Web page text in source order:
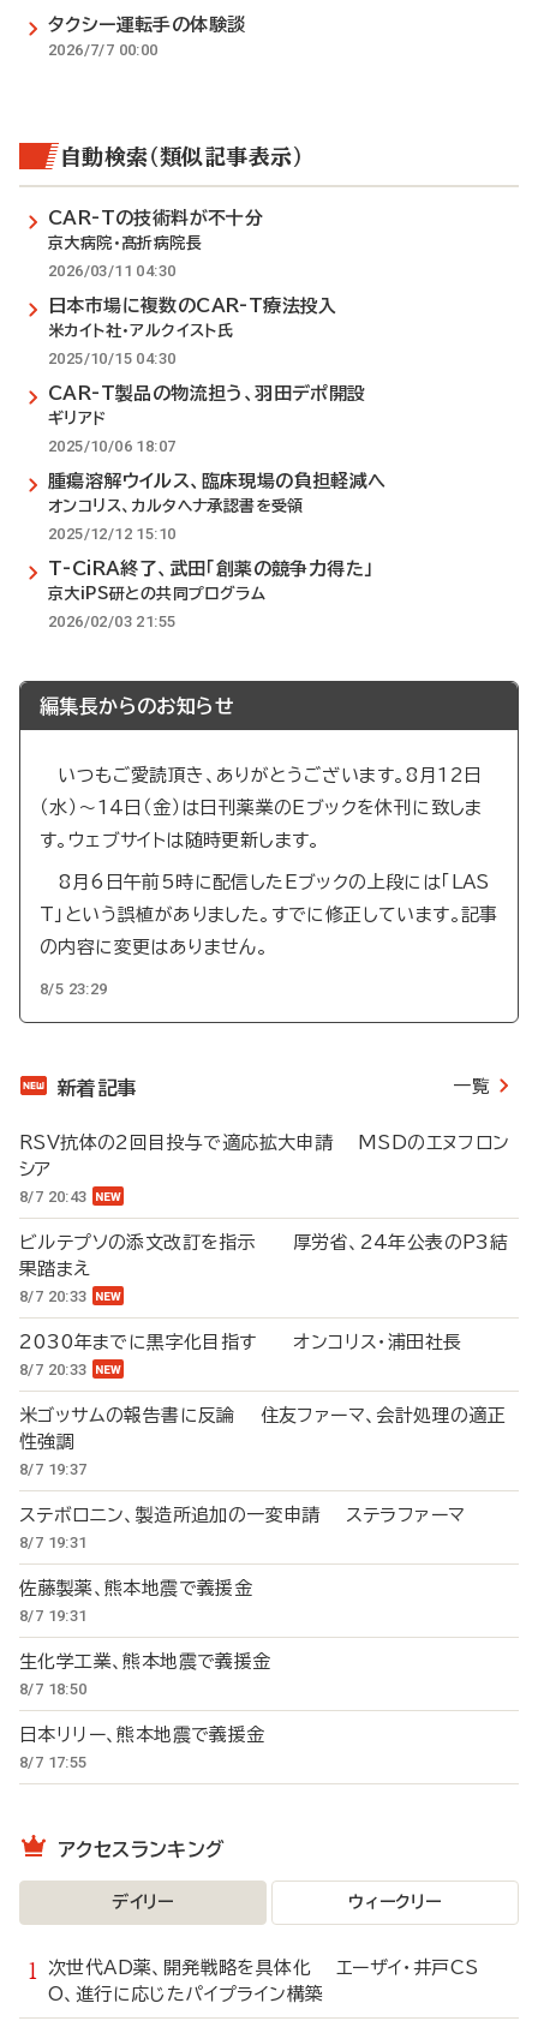
タクシー運転手の体験談
2026/7/7 00:00
自動検索（類似記事表示）
CAR-Tの技術料が不十分
京大病院・髙折病院長
2026/03/11 04:30
日本市場に複数のCAR-T療法投入
米カイト社・アルクイスト氏
2025/10/15 04:30
CAR-T製品の物流担う、羽田デポ開設
ギリアド
2025/10/06 18:07
腫瘍溶解ウイルス、臨床現場の負担軽減へ
オンコリス、カルタヘナ承認書を受領
2025/12/12 15:10
T-CiRA終了、武田「創薬の競争力得た」
京大iPS研との共同プログラム
2026/02/03 21:55
編集長からのお知らせ
いつもご愛読頂き、ありがとうございます。8月12日
（水）～14日（金）は日刊薬業のEブックを休刊に致しま
す。ウェブサイトは随時更新します。
8月6日午前5時に配信したEブックの上段には「LAS
T」という誤植がありました。すでに修正しています。記事
の内容に変更はありません。
8/5 23:29
新着記事 一覧
RSV抗体の2回目投与で適応拡大申請 MSDのエヌフロン
シア
8/7 20:43
ビルテプソの添文改訂を指示 厚労省、24年公表のP3結
果踏まえ
8/7 20:33
2030年までに黒字化目指す オンコリス・浦田社長
8/7 20:33
米ゴッサムの報告書に反論 住友ファーマ、会計処理の適正
性強調
8/7 19:37
ステボロニン、製造所追加の一変申請 ステラファーマ
8/7 19:31
佐藤製薬、熊本地震で義援金
8/7 19:31
生化学工業、熊本地震で義援金
8/7 18:50
日本リリー、熊本地震で義援金
8/7 17:55
アクセスランキング
デイリー ウィークリー
次世代AD薬、開発戦略を具体化 エーザイ・井戸CS
O、進行に応じたパイプライン構築